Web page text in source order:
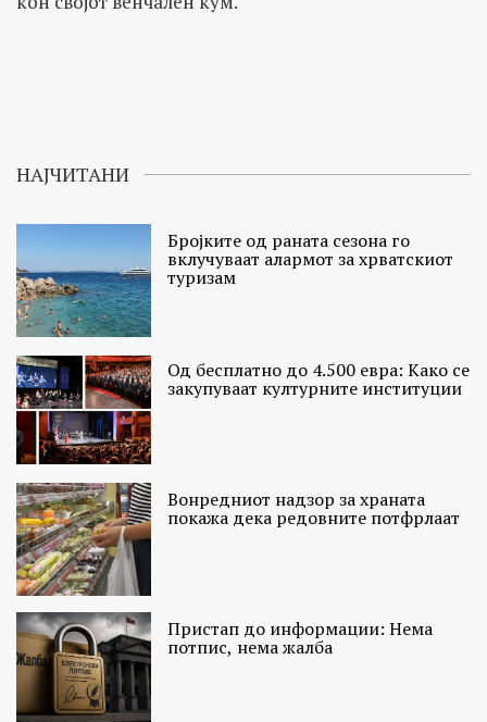
НАЈЧИТАНИ
Бројките од раната сезона го
вклучуваат алармот за хрватскиот
туризам
Од бесплатно до 4.500 евра: Како се
закупуваат културните институции
Вонредниот надзор за храната
покажа дека редовните потфрлаат
Пристап до информации: Нема
потпис, нема жалба